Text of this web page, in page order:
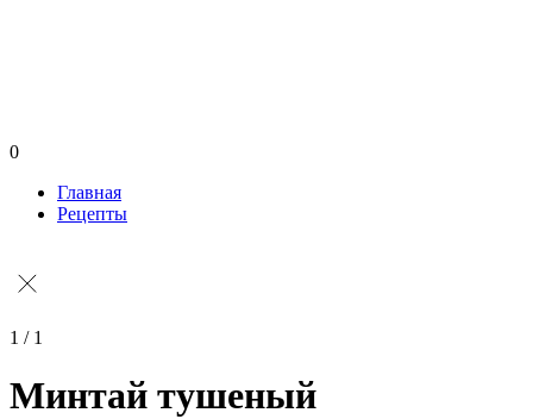
0
Главная
Рецепты
1 / 1
Минтай тушеный